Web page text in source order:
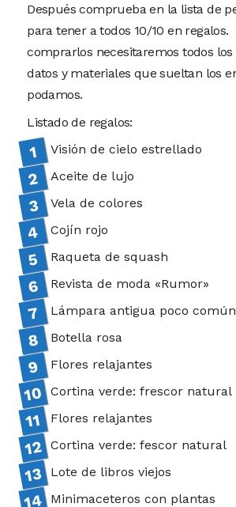
Después comprueba en la lista de
para tener a todos 10/10 en regalos.
comprarlos necesitaremos todos
datos y materiales que sueltan los
podamos.
Listado de regalos:
Visión de cielo estrellado
Aceite de lujo
Vela de colores
Cojín rojo
Raqueta de squash
Revista de moda «Rumor»
Lámpara antigua poco común
Botella rosa
Flores relajantes
Cortina verde: frescor natural
Flores relajantes
Cortina verde: fescor natural
Lote de libros viejos
Minimaceteros con plantas